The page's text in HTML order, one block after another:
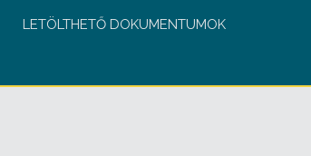
LETÖLTHETŐ DOKUMENTUMOK